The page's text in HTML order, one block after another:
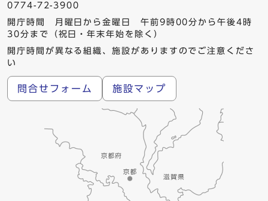
0774-72-3900
開庁時間 月曜日から金曜日 午前9時00分から午後4時
30分まで（祝日・年末年始を除く）
開庁時間が異なる組織、施設がありますのでご注意くださ
い
問合せフォーム 施設マップ